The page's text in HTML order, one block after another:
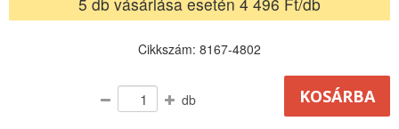
Cikkszám: 8167-4802
db